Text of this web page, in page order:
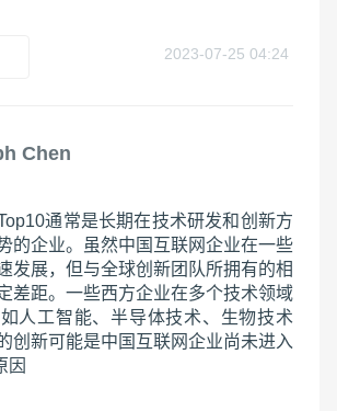
2023-07-25 04:24
Chen
通常是长期在技术研发和创新方
的企业。虽然中国互联网企业在一些
发展，但与全球创新团队所拥有的相
差距。一些西方企业在多个技术领域
人工智能、半导体技术、生物技术
创新可能是中国互联网企业尚未进入
因